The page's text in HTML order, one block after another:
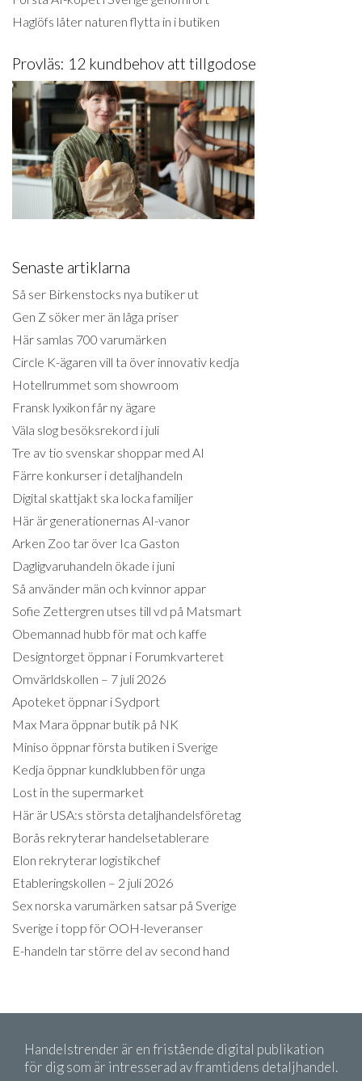
Haglöfs låter naturen flytta in i butiken
Provläs: 12 kundbehov att tillgodose
Senaste artiklarna
Så ser Birkenstocks nya butiker ut
Gen Z söker mer än låga priser
Här samlas 700 varumärken
Circle K-ägaren vill ta över innovativ kedja
Hotellrummet som showroom
Fransk lyxikon får ny ägare
Väla slog besöksrekord i juli
Tre av tio svenskar shoppar med AI
Färre konkurser i detaljhandeln
Digital skattjakt ska locka familjer
Här är generationernas AI-vanor
Arken Zoo tar över Ica Gaston
Dagligvaruhandeln ökade i juni
Så använder män och kvinnor appar
Sofie Zettergren utses till vd på Matsmart
Obemannad hubb för mat och kaffe
Designtorget öppnar i Forumkvarteret
Omvärldskollen – 7 juli 2026
Apoteket öppnar i Sydport
Max Mara öppnar butik på NK
Miniso öppnar första butiken i Sverige
Kedja öppnar kundklubben för unga
Lost in the supermarket
Här är USA:s största detaljhandelsföretag
Borås rekryterar handelsetablerare
Elon rekryterar logistikchef
Etableringskollen – 2 juli 2026
Sex norska varumärken satsar på Sverige
Sverige i topp för OOH-leveranser
E-handeln tar större del av second hand
Handelstrender är en fristående digital publikation
för dig som är intresserad av framtidens detaljhandel.